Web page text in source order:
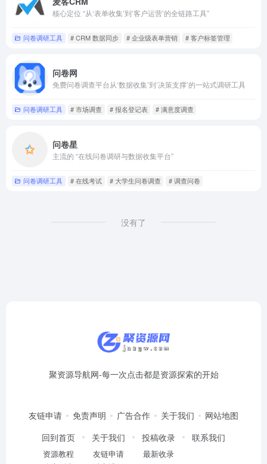
核心定位 “从‘表单收集’到‘客户运营’的全链路工具”
问卷调研工具 # CRM 数据同步 # 企业级表单营销 # 客户标签管理
问卷网
免费问卷调查平台从‘数据收集’到‘决策支撑’的一站式调研工具
问卷调研工具 # 市场调查 # 报名登记表 # 满意度调查
问卷星
主流的 “在线问卷调研与数据收集平台”
问卷调研工具 # 在线考试 # 大学生问卷调查 # 调查问卷
没有了
聚资源导航网-每一次点击都是资源探索的开始
友链申请 免责声明 广告合作 关于我们
网站地图
回到首页
资源教程
关于我们
友链申请
投稿收录
最新收录
联系我们